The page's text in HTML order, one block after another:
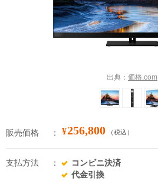
出典： 価格.com
販売価格 ¥256,800 （税込）
支払方法
コンビニ決済
代金引換